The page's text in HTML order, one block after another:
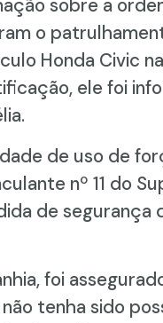
o
Honda Civic
ele foi
de uso de
nº 11 do
de
foi
tenha sido